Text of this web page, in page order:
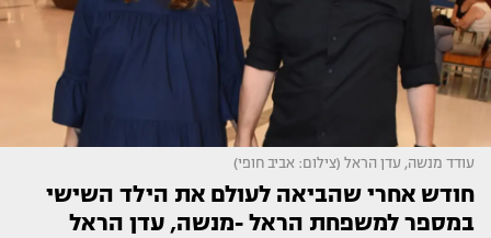
עודד מנשה, עדן הראל (צילום: אביב חופי)
חודש אחרי שהביאה לעולם את הילד השישי
במספר למשפחת הראל -מנשה, עדן הראל